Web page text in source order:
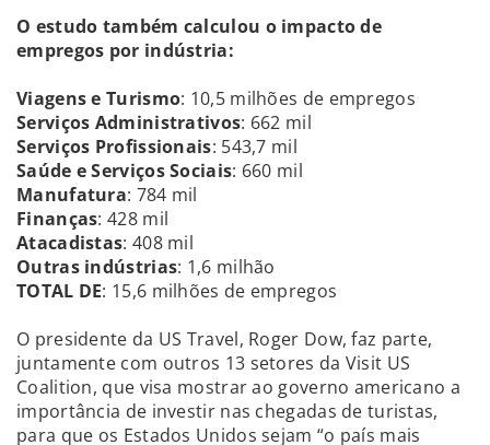
O estudo também calculou o impacto de
empregos por indústria:
Viagens e Turismo: 10,5 milhões de empregos
Serviços Administrativos: 662 mil
Serviços Profissionais: 543,7 mil
Saúde e Serviços Sociais: 660 mil
Manufatura: 784 mil
Finanças: 428 mil
Atacadistas: 408 mil
Outras indústrias: 1,6 milhão
TOTAL DE: 15,6 milhões de empregos
O presidente da US Travel, Roger Dow, faz parte,
juntamente com outros 13 setores da Visit US
Coalition, que visa mostrar ao governo americano a
importância de investir nas chegadas de turistas,
para que os Estados Unidos sejam “o país mais